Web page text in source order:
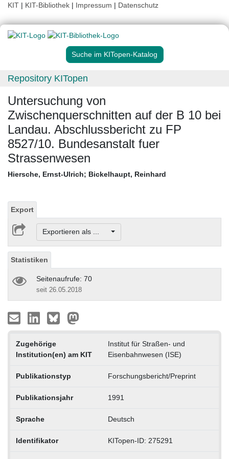
KIT | KIT-Bibliothek | Impressum | Datenschutz
Suche im KITopen-Katalog
Repository KITopen
Untersuchung von
Zwischenquerschnitten auf der B 10 bei
Landau. Abschlussbericht zu FP
8527/10. Bundesanstalt fuer
Strassenwesen
Hiersche, Ernst-Ulrich; Bickelhaupt, Reinhard
Export
Exportieren als ...
Statistiken
Seitenaufrufe: 70
seit 26.05.2018
Zugehörige
Institution(en) am KIT
Institut für Straßen- und
Eisenbahnwesen (ISE)
Publikationstyp Forschungsbericht/Preprint
Publikationsjahr 1991
Sprache Deutsch
Identifikator KITopen-ID: 275291